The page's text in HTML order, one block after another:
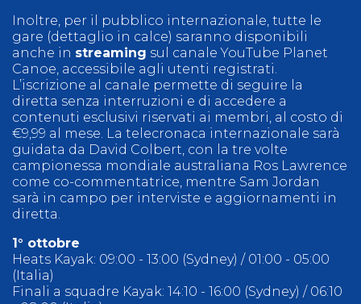
Inoltre, per il pubblico internazionale, tutte le
gare (dettaglio in calce) saranno disponibili
anche in streaming sul canale YouTube Planet
Canoe, accessibile agli utenti registrati.
L’iscrizione al canale permette di seguire la
diretta senza interruzioni e di accedere a
contenuti esclusivi riservati ai membri, al costo di
€9,99 al mese. La telecronaca internazionale sarà
guidata da David Colbert, con la tre volte
campionessa mondiale australiana Ros Lawrence
come co-commentatrice, mentre Sam Jordan
sarà in campo per interviste e aggiornamenti in
diretta.
1° ottobre
Heats Kayak: 09:00 - 13:00 (Sydney) / 01:00 - 05:00
(Italia)
Finali a squadre Kayak: 14:10 - 16:00 (Sydney) / 06:10